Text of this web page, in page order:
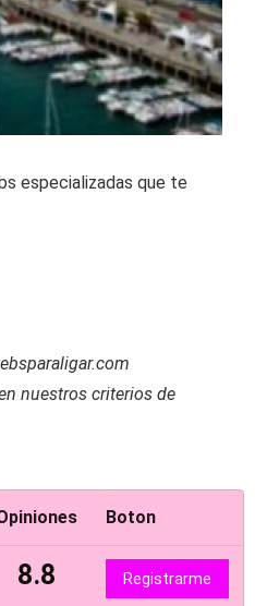
especializadas que te
nuestros criterios de
Boton
8.8 Registrarme